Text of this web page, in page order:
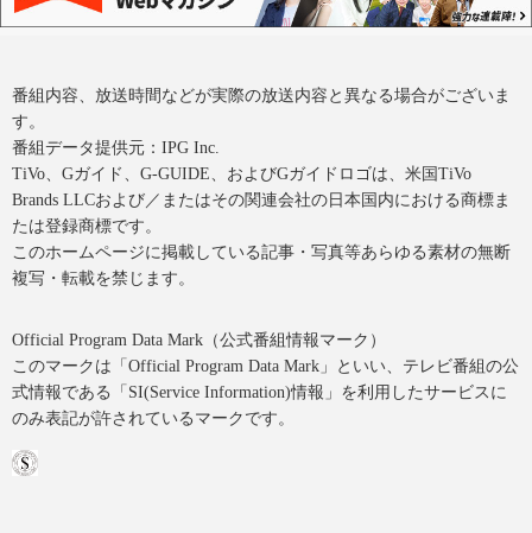
番組内容、放送時間などが実際の放送内容と異なる場合がございま
す。
番組データ提供元：IPG Inc.
TiVo、Gガイド、G-GUIDE、およびGガイドロゴは、米国TiVo
Brands LLCおよび／またはその関連会社の日本国内における商標ま
たは登録商標です。
このホームページに掲載している記事・写真等あらゆる素材の無断
複写・転載を禁じます。
Official Program Data Mark（公式番組情報マーク）
このマークは「Official Program Data Mark」といい、テレビ番組の公
式情報である「SI(Service Information)情報」を利用したサービスに
のみ表記が許されているマークです。